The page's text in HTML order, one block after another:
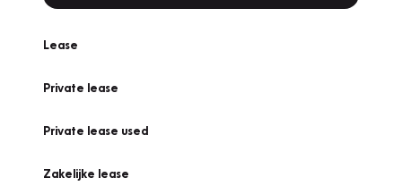
Lease
Private lease
Private lease used
Zakelijke lease